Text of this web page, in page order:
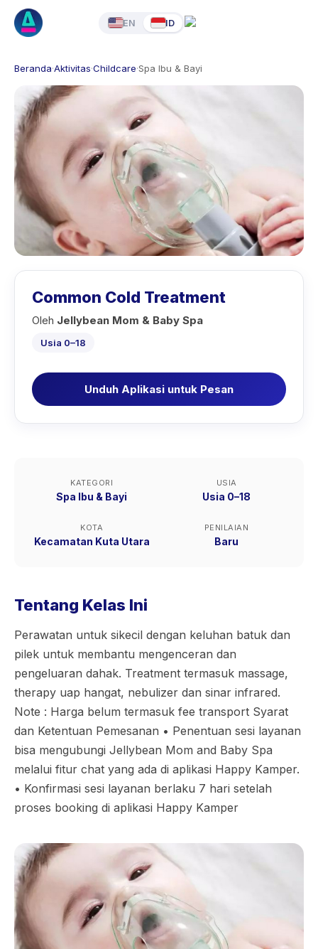
EN ID
Beranda·Aktivitas·Childcare·Spa Ibu & Bayi
Common Cold Treatment
Oleh Jellybean Mom & Baby Spa
Usia 0–18
Unduh Aplikasi untuk Pesan
KATEGORI
Spa Ibu & Bayi
USIA
Usia 0–18
KOTA
Kecamatan Kuta Utara
PENILAIAN
Baru
Tentang Kelas Ini
Perawatan untuk sikecil dengan keluhan batuk dan
pilek untuk membantu mengenceran dan
pengeluaran dahak. Treatment termasuk massage,
therapy uap hangat, nebulizer dan sinar infrared.
Note : Harga belum termasuk fee transport Syarat
dan Ketentuan Pemesanan •⁠ ⁠Penentuan sesi layanan
bisa mengubungi Jellybean Mom and Baby Spa
melalui fitur chat yang ada di aplikasi Happy Kamper.
•⁠ ⁠Konfirmasi sesi layanan berlaku 7 hari setelah
proses booking di aplikasi Happy Kamper